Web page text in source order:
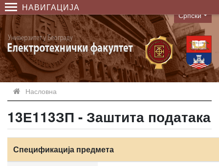
НАВИГАЦИЈА
Language
Српски
Насловна
13Е113ЗП - Заштита података
Спецификација предмета